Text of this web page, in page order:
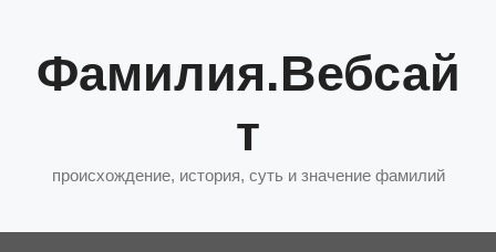
содержимому
Фамилия.Вебсай
т
происхождение, история, суть и значение фамилий